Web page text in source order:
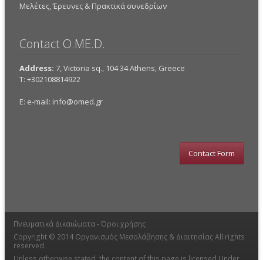
Mελέτες, Έρευνες & Πρακτικά συνεδρίων
Contact O.ME.D.
Address: 7, Victoria sq., 104 34 Athens, Greece
Τ: +302108814922
E: e-mail: info@omed.gr
Contact Form
Πνευματικά Δικαιώματα - Όροι χρήσης
Copyright © 2014 Οργανισμός Μεσολάβησης & Διαιτησίας All rights
reserved.